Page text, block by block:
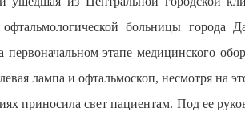
офтальмологической больницы
первоначальном этапе медицинского
лампа и офтальмоскоп, несмотря на
приносила свет пациентам. Под ее